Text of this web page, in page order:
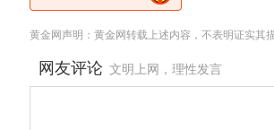
黄金网声明：黄金网转载上述内容，不表明证实其
网友评论 文明上网，理性发言